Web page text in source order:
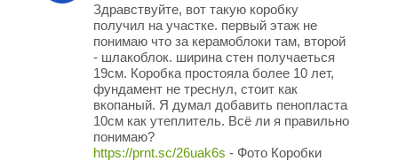
Здравствуйте, вот такую коробку
получил на участке. первый этаж не
понимаю что за керамоблоки там, второй
- шлакоблок. ширина стен получаеться
19см. Коробка простояла более 10 лет,
фундамент не треснул, стоит как
вкопаный. Я думал добавить пенопласта
10см как утеплитель. Всё ли я правильно
понимаю?
https://prnt.sc/26uak6s - Фото Коробки